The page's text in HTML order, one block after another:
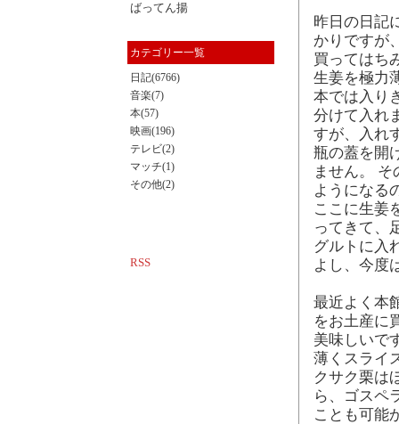
ばってん揚
カテゴリー一覧
日記(6766)
音楽(7)
本(57)
映画(196)
テレビ(2)
マッチ(1)
その他(2)
RSS
昨日の日記
かりですが
買ってはち
生姜を極力
本では入り
分けて入れ
すが、入れ
瓶の蓋を開
ません。
ようになる
ここに生姜
ってきて、
グルトに入
よし、今度
最近よく本
をお土産に
美味しいで
薄くスライ
クサク栗は
ら、ゴスペ
ことも可能